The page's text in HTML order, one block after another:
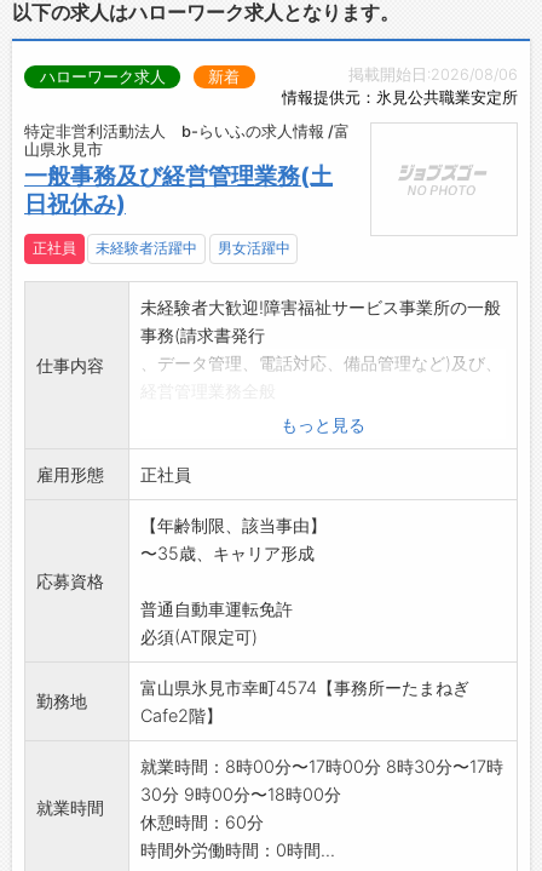
コミュニケーションスキルが磨かれ、自分自身
・お客様から感謝の言葉をいただける瞬間は最
【約2ヶ月間の充実した研修カリキュラム】
◆座学研修
・入社後14日間の座学研修で、ビジネスマナー
をはじめとする専門知識を習得します。
◆OJT研修
・店舗配属後、入社して2ヶ月間はOJTにより
先輩がしっかりとサポートします♪
境で、実務を通じてスキルを磨けます◎
で、悩みにも共感しやすく、実体験を活かした
的確なアドバイスをしてくれます＾＾
◆社内研修
・店舗配属後も、全社員向けに定期的に開催さ
・「コミュニケーション能力研修」「チームワ
ーク研修」「話し方研修」など、 ゲームや実践
を交えながら、楽しくスキルアップできる内容
です♪
【ステップアップ】
・資格取得支援や試験のバックアップが充実し
ており、社員の成長をサポートします！
・個人の頑張りをしっかり評価し、店長や副店
長などの管理職へのキャリアアップも可能です
◎
以下の求人はハローワーク求人となります。
掲載開始日:2026/08/06
情報提供元：氷見公共職業安定所
ハローワーク求人 新着
特定非営利活動法人 b-らいふの求人情報 /富
山県氷見市
一般事務及び経営管理業務(土
日祝休み)
正社員 未経験者活躍中 男女活躍中
仕事内容
未経験者大歓迎!障害福祉サービス事業所の一般
事務(請求書発行
、データ管理、電話対応、備品管理など)及び、
を他の職員と一緒に行って頂きます。また、時
には障害のある人達
の仕事をサポートするなど、支援者として関わ
って頂く事もありま
す。
*事業所から作業場所への送迎もあります。
「変更範囲:変更
なし」
※面接希望の方はハローワークから『紹介状』
の交付を受けてくだ
さい。
もっと見る
雇用形態 正社員
応募資格
【年齢制限、該当事由】
〜35歳、キャリア形成
普通自動車運転免許
必須(AT限定可)
勤務地
富山県氷見市幸町4574【事務所ーたまねぎ
Cafe2階】
就業時間
就業時間：8時00分〜17時00分 8時30分〜17時
30分 9時00分〜18時00分
休憩時間：60分
時間外労働時間：0時間...